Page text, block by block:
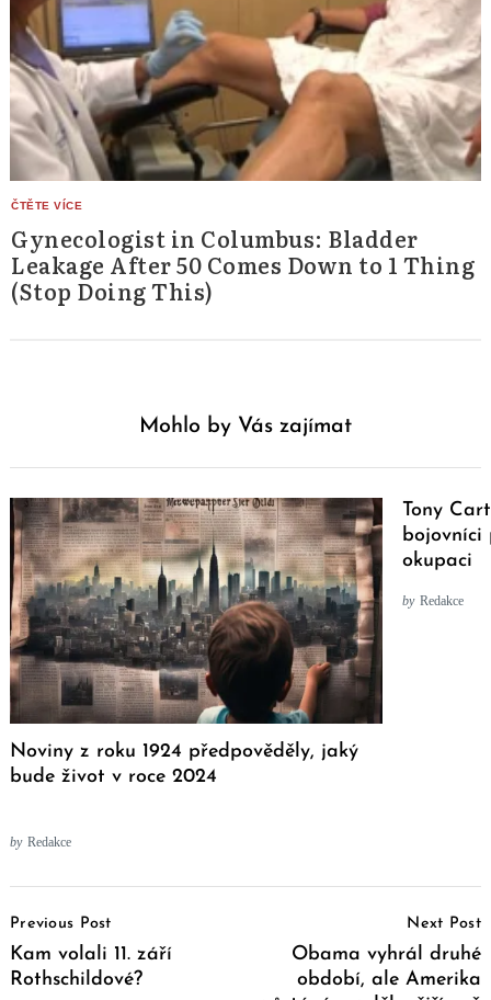
Gynecologist in Columbus: Bladder
Leakage After 50 Comes Down to 1 Thing
(Stop Doing This)
Mohlo by Vás zajímat
Noviny z roku 1924 předpověděly, jaký
bude život v roce 2024
by Redakce
Tony
bojovníci
okupaci
by Redakce
Navigation
Previous Post
Kam volali 11. září
Rothschildové?
Next Post
Obama vyhrál druhé
období, ale Amerika